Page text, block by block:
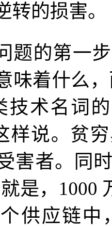
转的损害。
题的第一
味着什么
技术名词
样说。贫
害者。同
是， 1000
供应链中